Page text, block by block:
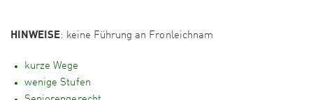
HINWEISE: keine Führung an Fronleichnam
kurze Wege
wenige Stufen